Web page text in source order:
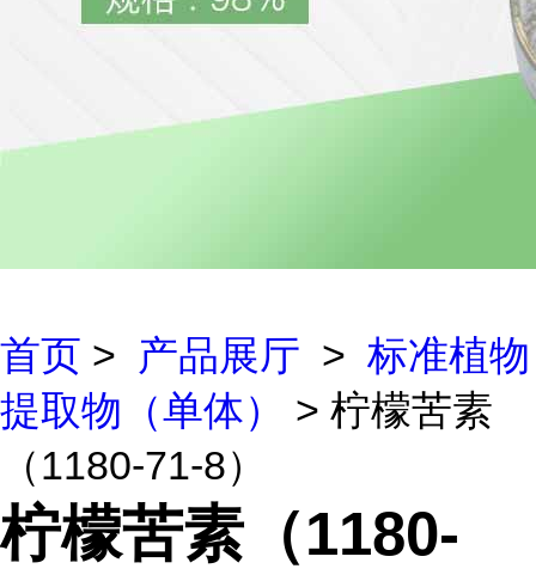
首页 > 产品展厅 > 标准植物
提取物（单体）
> 柠檬苦素
（1180-71-8）
柠檬苦素（1180-